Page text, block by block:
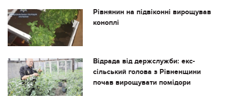
Рівнянин на підвіконні вирощував
коноплі
Відрада від держслужби: екс-
сільський голова з Рівненщини
почав вирощувати помідори